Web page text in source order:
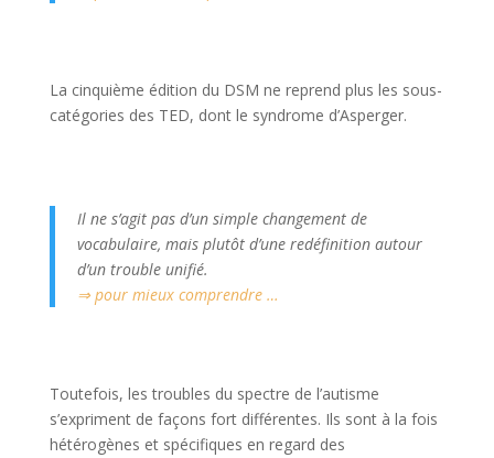
La cinquième édition du DSM ne reprend plus les sous-
catégories des TED, dont le syndrome d’Asperger.
Il ne s’agit pas d’un simple changement de
vocabulaire, mais plutôt d’une redéfinition autour
d’un trouble unifié.
⇒ pour mieux comprendre …
Toutefois, les troubles du spectre de l’autisme
s’expriment de façons fort différentes. Ils sont à la fois
hétérogènes et spécifiques en regard des